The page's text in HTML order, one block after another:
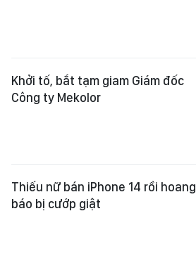
Khởi tố, bắt tạm giam Giám đốc
Công ty Mekolor
Thiếu nữ bán iPhone 14 rồi hoang
báo bị cướp giật